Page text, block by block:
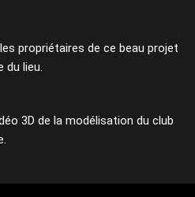
propriétaires de ce beau projet
lieu.
3D de la modélisation du club